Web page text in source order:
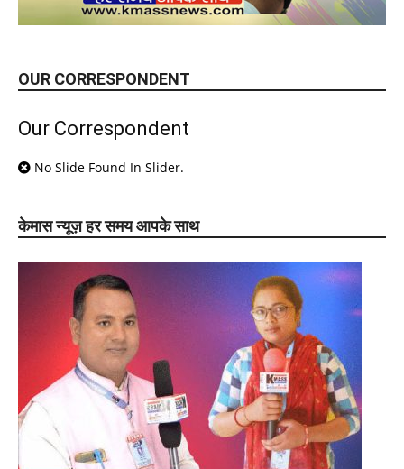
OUR CORRESPONDENT
Our Correspondent
No Slide Found In Slider.
केमास न्यूज़ हर समय आपके साथ